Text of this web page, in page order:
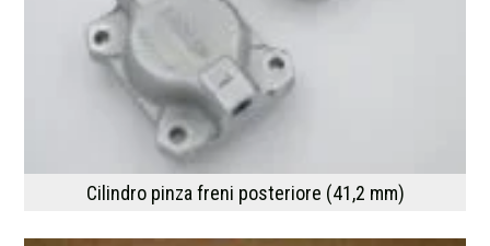
Cilindro pinza freni posteriore (41,2 mm)